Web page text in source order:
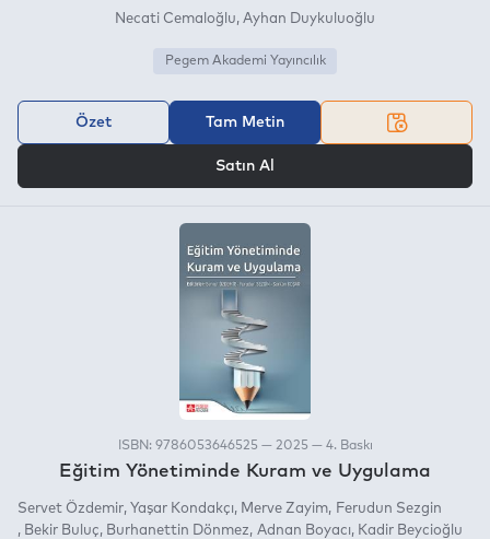
Necati Cemaloğlu Ayhan Duykuluoğlu
Pegem Akademi Yayıncılık
Özet Tam Metin
Satın Al
ISBN: 9786053646525 — 2025 — 4. Baskı
Eğitim Yönetiminde Kuram ve Uygulama
Servet Özdemir Yaşar Kondakçı Merve Zayim
Ferudun Sezgin
Bekir Buluç
Burhanettin Dönmez Adnan Boyacı
Kadir Beycioğlu